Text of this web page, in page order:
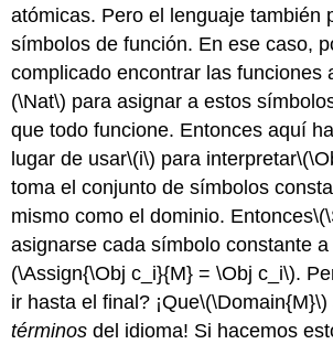
atómicas. Pero el lenguaje también
símbolos de función. En ese caso,
complicado encontrar las funciones
(\Nat\) para asignar a estos
que todo funcione. Entonces aquí
lugar de usar\(i\) para interpretar
toma el conjunto de símbolos
mismo como el dominio. Entonces
asignarse cada símbolo constante
(\Assign{\Obj c_i}{M} = \Obj c_i\).
ir hasta el final? ¡Que\(\Domain{M}\)
términos del idioma! Si hacemos